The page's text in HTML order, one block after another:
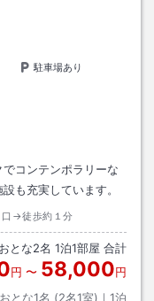
駐車場あり
コンテンポラリーな
も充実しています。
口→徒歩約１分
おとな2名 1泊1部屋 合計
円 〜 58,000円
おとな1名 (2名1室)｜ 1泊